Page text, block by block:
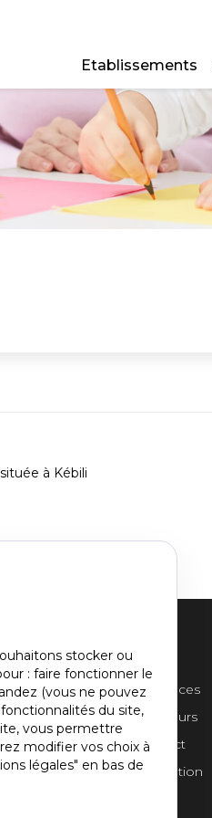
Etablissements
à Kébili
stocker ou
: faire fonctionner le
(vous ne pouvez
du site,
vous permettre
modifier vos choix à
légales" en bas de
Menu
Etablissements
Culture
Sport
Articles
menu
footer2
Annonces
Concours
Contact
Inscription